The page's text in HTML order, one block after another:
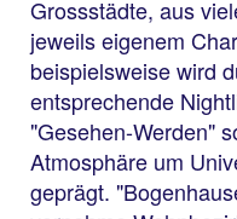
Grossstädte, aus
jeweils eigenem
beispielsweise wird
entsprechende
"Gesehen-Werden"
Atmosphäre um
geprägt.